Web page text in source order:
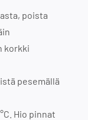
poista
korkki
pesemällä
Hio pinnat